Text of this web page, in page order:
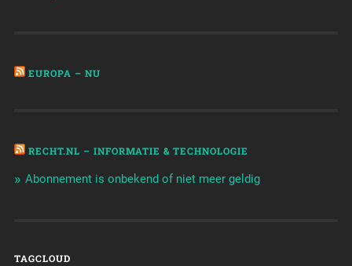
EUROPA – NU
RECHT.NL – INFORMATIE & TECHNOLOGIE
Abonnement is onbekend of niet meer geldig
TAGCLOUD